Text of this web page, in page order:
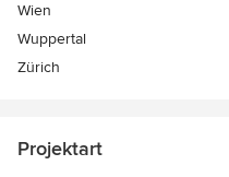
Wien
Wuppertal
Zürich
Projektart